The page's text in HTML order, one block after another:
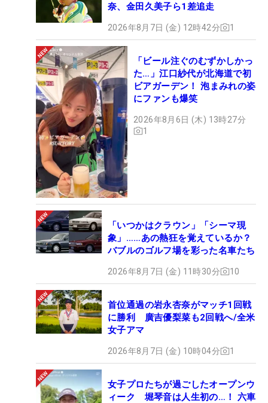
奈、金田久美子ら1差追走
2026年8月7日 (金) 12時42分 1
「ビール注ぐのむずかしかっ
た…」江口紗代が北海道で初
ビアガーデン！ 泡まみれの姿
にファンも爆笑
2026年8月6日 (木) 13時27分
1
「いつかはクラウン」「シーマ現
象」……あの熱狂を覚えているか？
バブルのゴルフ場を彩った名車たち
2026年8月7日 (金) 11時30分 10
首位通過の岩永杏奈がマッチ1回戦
に勝利 廣吉優梨菜も2回戦へ/全米
女子アマ
2026年8月7日 (金) 10時04分 1
女子プロたちが過ごしたオープンウ
ィーク 堀琴音は人生初の…！ 六車